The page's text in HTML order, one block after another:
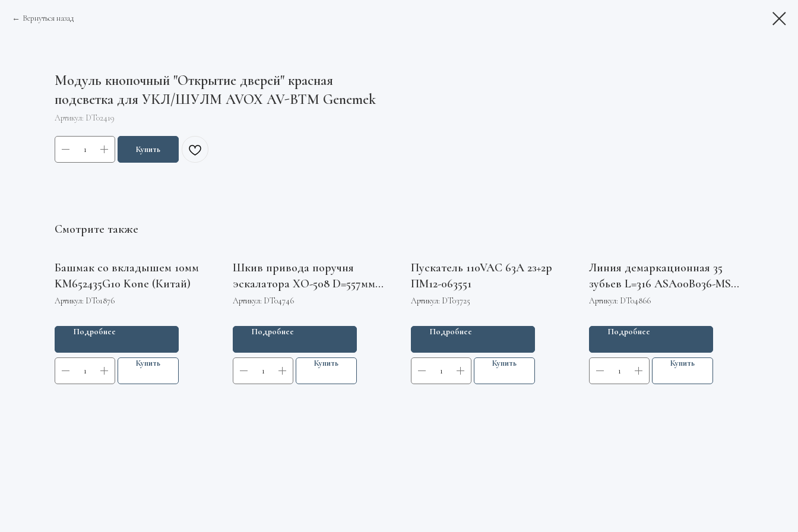
Вернуться назад
Модуль кнопочный "Открытие дверей" красная
подсветка для УКЛ/ШУЛМ AVOX AV-BTM Genemek
Артикул: DT02419
Купить
Смотрите также
Башмак со вкладышем 10мм
KM652435G10 Kone (Китай)
Артикул: DT01876
Подробнее
Купить
Шкив привода поручня
эскалатора XO-508 D=557мм
M12 без резьбы XBA290DY1
Артикул: DT04746
Подробнее
Купить
Пускатель 110VAC 63А 2з+2р
ПМ12-063551
Артикул: DT03725
Подробнее
Купить
Линия демаркационная 35
зубьев L=316 ASA00B036-MS
LG Sigma
Артикул: DT04866
Подробнее
Купить